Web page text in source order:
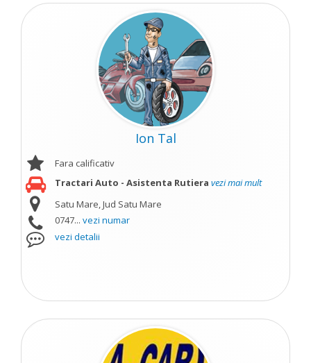
Ion Tal
Fara calificativ
Tractari Auto - Asistenta Rutiera vezi mai mult
Satu Mare, Jud Satu Mare
0747... vezi numar
vezi detalii